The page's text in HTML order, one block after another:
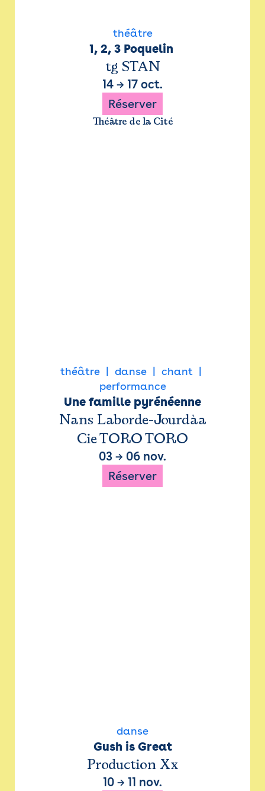
théâtre
1, 2, 3 Poquelin
tg STAN
14 → 17 oct.
Réserver
Théâtre de la Cité
théâtre danse
chant
performance
Une famille pyrénéenne
Nans Laborde-Jourdàa
Cie TORO TORO
03 → 06 nov.
Réserver
danse
Gush is Great
Production Xx
10 → 11 nov.